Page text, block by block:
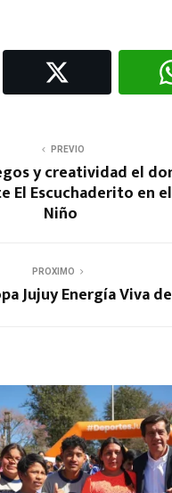
PREVIO
y creatividad el
El Escuchaderito en
Niño
PROXIMO
Jujuy Energía Viva